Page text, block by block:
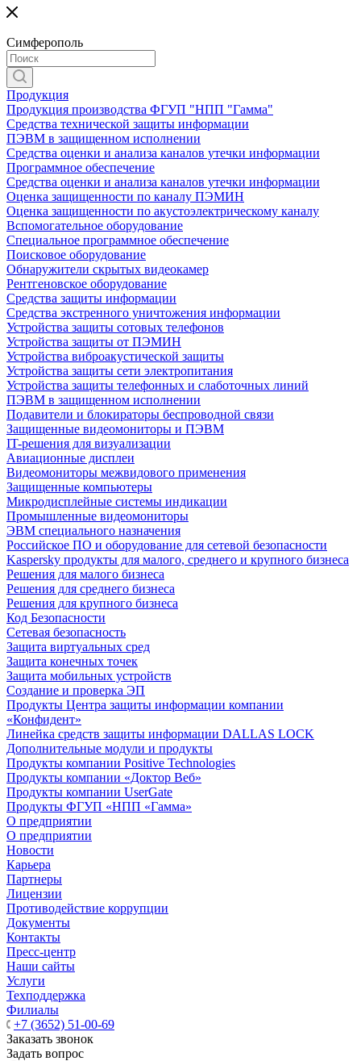
Симферополь
Продукция
Продукция производства ФГУП "НПП "Гамма"
Средства технической защиты информации
ПЭВМ в защищенном исполнении
Средства оценки и анализа каналов утечки информации
Программное обеспечение
Средства оценки и анализа каналов утечки информации
Оценка защищенности по каналу ПЭМИН
Оценка защищенности по акустоэлектрическому каналу
Вспомогательное оборудование
Специальное программное обеспечение
Поисковое оборудование
Обнаружители скрытых видеокамер
Рентгеновское оборудование
Средства защиты информации
Средства экстренного уничтожения информации
Устройства защиты сотовых телефонов
Устройства защиты от ПЭМИН
Устройства виброакустической защиты
Устройства защиты сети электропитания
Устройства защиты телефонных и слаботочных линий
ПЭВМ в защищенном исполнении
Подавители и блокираторы беспроводной связи
Защищенные видеомониторы и ПЭВМ
IT-решения для визуализации
Авиационные дисплеи
Видеомониторы межвидового применения
Защищенные компьютеры
Микродисплейные системы индикации
Промышленные видеомониторы
ЭВМ специального назначения
Российское ПО и оборудование для сетевой безопасности
Kaspersky продукты для малого, среднего и крупного бизнеса
Решения для малого бизнеса
Решения для среднего бизнеса
Решения для крупного бизнеса
Код Безопасности
Сетевая безопасность
Защита виртуальных сред
Защита конечных точек
Защита мобильных устройств
Создание и проверка ЭП
Продукты Центра защиты информации компании
«Конфидент»
Линейка средств защиты информации DALLAS LOCK
Дополнительные модули и продукты
Продукты компании Positive Technologies
Продукты компании «Доктор Веб»
Продукты компании UserGate
Продукты ФГУП «НПП «Гамма»
О предприятии
О предприятии
Новости
Карьера
Партнеры
Лицензии
Противодействие коррупции
Документы
Контакты
Пресс-центр
Наши сайты
Услуги
Техподдержка
Филиалы
+7 (3652) 51-00-69
Заказать звонок
Задать вопрос